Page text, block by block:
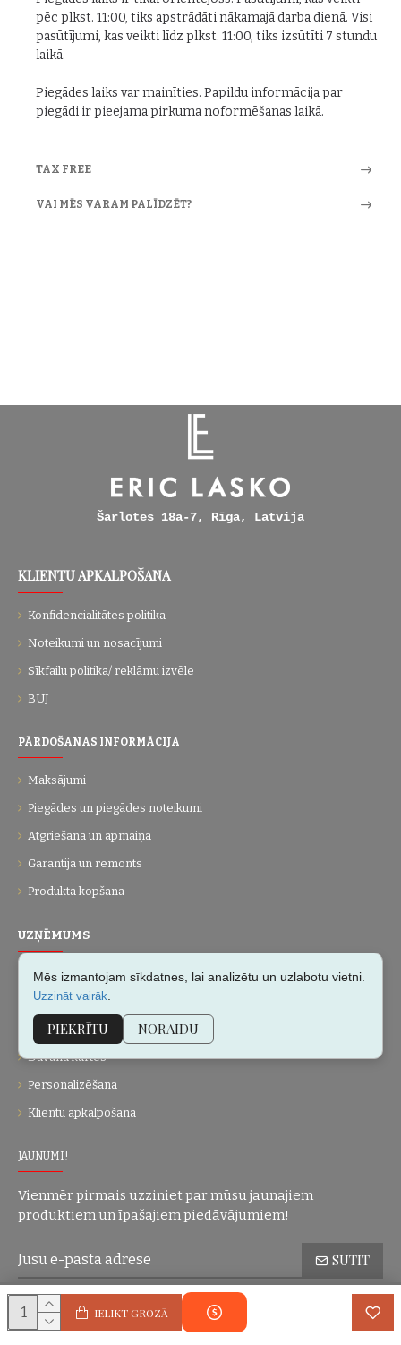
IELIKT GROZĀ
pēc plkst. 11:00, tiks apstrādāti nākamajā darba dienā. Visi
pasūtījumi, kas veikti līdz plkst. 11:00, tiks izsūtīti 7 stundu
laikā.
Piegādes laiks var mainīties. Papildu informācija par
piegādi ir pieejama pirkuma noformēšanas laikā.
TAX FREE
VAI MĒS VARAM PALĪDZĒT?
Šarlotes 18a-7, Rīga, Latvija
KLIENTU APKALPOŠANA
Konfidencialitātes politika
Noteikumi un nosacījumi
Sīkfailu politika/ reklāmu izvēle
BUJ
PĀRDOŠANAS INFORMĀCIJA
Maksājumi
Piegādes un piegādes noteikumi
Atgriešana un apmaiņa
Garantija un remonts
Produkta kopšana
UZŅĒMUMS
Par mums
Kontakti
Vietnes karte
Dāvanu kartes
Personalizēšana
Klientu apkalpošana
JAUNUMI!
Vienmēr pirmais uzziniet par mūsu jaunajiem
produktiem un īpašajiem piedāvājumiem!
SŪTĪT
Esmu iepazinies(-usies) ar sadaļu Konfidencialitātes politika
piekrītu visiem minētajiem noteikumiem
Mēs izmantojam sīkdatnes, lai analizētu un uzlabotu vietni.
Uzzināt vairāk
PIEKRĪTU NORAIDU